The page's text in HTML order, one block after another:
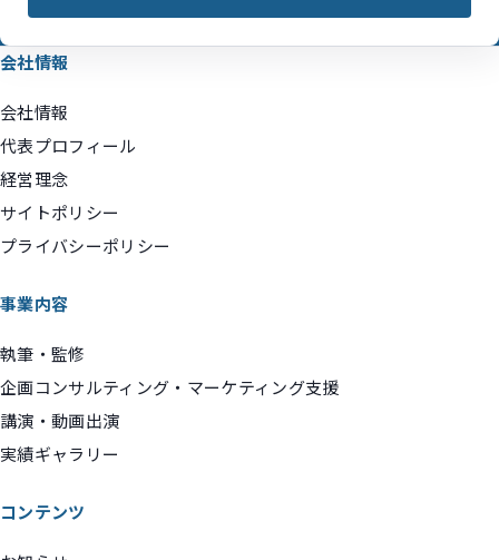
会社情報
会社情報
代表プロフィール
経営理念
サイトポリシー
プライバシーポリシー
事業内容
執筆・監修
企画コンサルティング・マーケティング支援
講演・動画出演
実績ギャラリー
コンテンツ